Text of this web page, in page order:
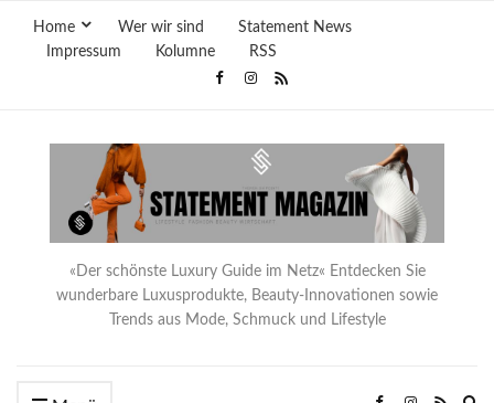
Home Wer wir sind
Statement News
Impressum
Kolumne RSS
«Der schönste Luxury Guide im Netz« Entdecken Sie
wunderbare Luxusprodukte, Beauty-Innovationen sowie
Trends aus Mode, Schmuck und Lifestyle